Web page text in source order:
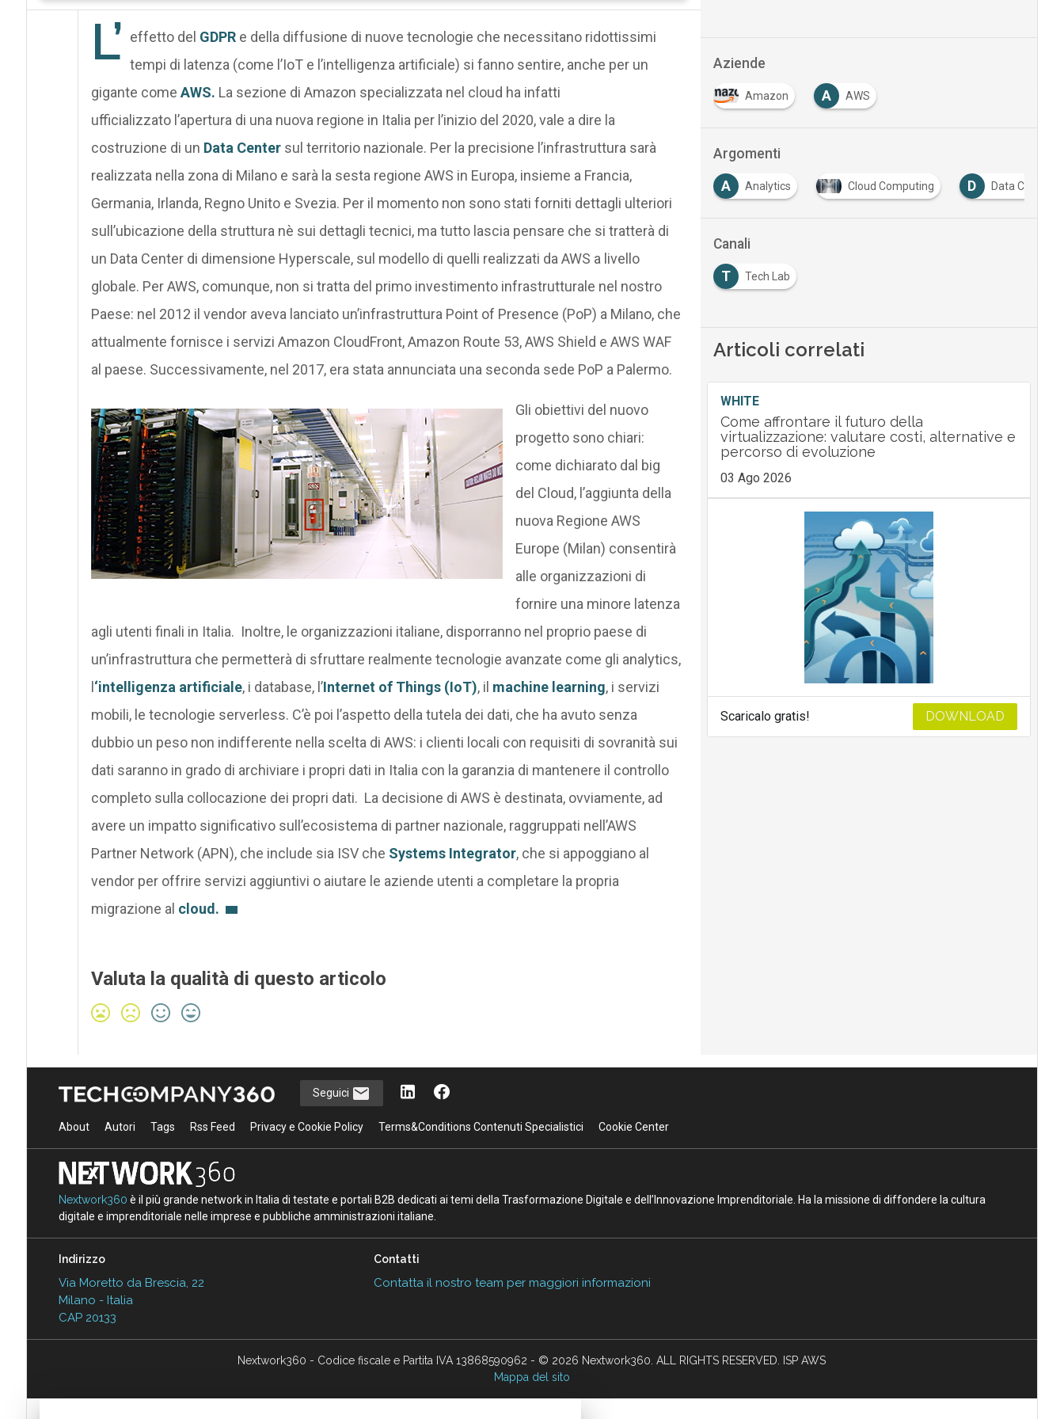
L’ effetto del GDPRe della diffusione di nuove tecnologie che necessitano ridottissimi
tempi di latenza (come l’IoT e l’intelligenza artificiale) si fanno sentire, anche per un
gigante come AWS. La sezione di Amazon specializzata nel cloud ha infatti
ufficializzato l’apertura di una nuova regione in Italia per l’inizio del 2020, vale a dire la
costruzione di un Data Centersul territorio nazionale. Per la precisione l’infrastruttura sarà
realizzata nella zona di Milano e sarà la sesta regione AWS in Europa, insieme a Francia,
Germania, Irlanda, Regno Unito e Svezia. Per il momento non sono stati forniti dettagli ulteriori
sull’ubicazione della struttura nè sui dettagli tecnici, ma tutto lascia pensare che si tratterà di
un Data Center di dimensione Hyperscale, sul modello di quelli realizzati da AWS a livello
globale. Per AWS, comunque, non si tratta del primo investimento infrastrutturale nel nostro
Paese: nel 2012 il vendor aveva lanciato un’infrastruttura Point of Presence (PoP) a Milano, che
attualmente fornisce i servizi Amazon CloudFront, Amazon Route 53, AWS Shield e AWS WAF
al paese. Successivamente, nel 2017, era stata annunciata una seconda sede PoP a Palermo.
Gli obiettivi del nuovo
progetto sono chiari:
come dichiarato dal big
del Cloud, l’aggiunta della
nuova Regione AWS
Europe (Milan) consentirà
alle organizzazioni di
fornire una minore latenza
agli utenti finali in Italia. Inoltre, le organizzazioni italiane, disporranno nel proprio paese di
un’infrastruttura che permetterà di sfruttare realmente tecnologie avanzate come gli analytics,
l‘intelligenza artificiale, i database, l’Internet of Things (IoT), il machine learning, i servizi
mobili, le tecnologie serverless. C’è poi l’aspetto della tutela dei dati, che ha avuto senza
dubbio un peso non indifferente nella scelta di AWS: i clienti locali con requisiti di sovranità sui
dati saranno in grado di archiviare i propri dati in Italia con la garanzia di mantenere il controllo
completo sulla collocazione dei propri dati. La decisione di AWS è destinata, ovviamente, ad
avere un impatto significativo sull’ecosistema di partner nazionale, raggruppati nell’AWS
Partner Network (APN), che include sia ISV che Systems Integrator, che si appoggiano al
vendor per offrire servizi aggiuntivi o aiutare le aziende utenti a completare la propria
migrazione al cloud.
Valuta la qualità di questo articolo
Aziende
Amazon A AWS
Argomenti
A A Analytics Cloud Computing D Data Center
Canali
T Tech Lab
Articoli correlati
WHITE
Come affrontare il futuro della
virtualizzazione: valutare costi, alternative e
percorso di evoluzione
03 Ago 2026
Scaricalo gratis! DOWNLOAD
Seguici
About Autori Tags Rss Feed Privacy e Cookie Policy Terms&Conditions Contenuti Specialistici Cookie Center
Nextwork360 è il più grande network in Italia di testate e portali B2B dedicati ai temi della Trasformazione Digitale e dell’Innovazione Imprenditoriale. Ha la missione di diffondere la cultura
digitale e imprenditoriale nelle imprese e pubbliche amministrazioni italiane.
Indirizzo
Via Moretto da Brescia, 22
Milano - Italia
CAP 20133
Contatti
Contatta il nostro team per maggiori informazioni
Nextwork360 - Codice fiscale e Partita IVA 13868590962 - © 2026 Nextwork360. ALL RIGHTS RESERVED. ISP AWS
Mappa del sito